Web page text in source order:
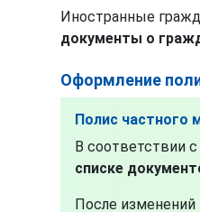
Иностранные
документы о
Оформление
Полис частного
В соответствии
списке
После изменений